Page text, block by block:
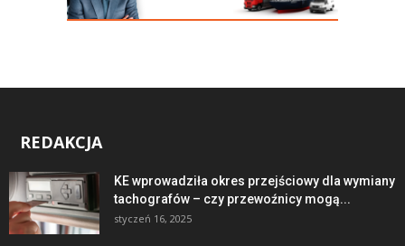
REDAKCJA
KE wprowadziła okres przejściowy dla wymiany
tachografów – czy przewoźnicy mogą...
styczeń 16, 2025